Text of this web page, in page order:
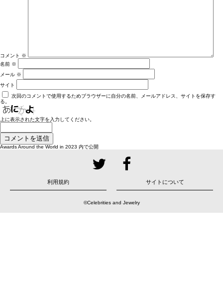
コメント ※
名前 ※
メール ※
サイト
次回のコメントで使用するためブラウザーに自分の名前、メールアドレス、サイトを保存す
る。
上に表示された文字を入力してください。
投
Awards Around the World in 2023 内で公開
利用規約 サイトについて
©Celebrities and Jewelry